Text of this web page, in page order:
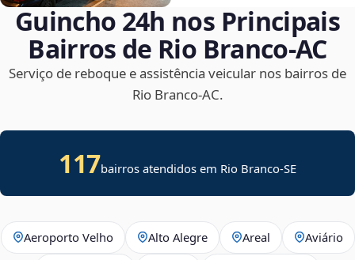
Guincho 24h nos Principais
Bairros de Rio Branco‑AC
Serviço de reboque e assistência veicular nos bairros de
Rio Branco‑AC.
117bairros atendidos em Rio Branco-SE
Aeroporto Velho Alto Alegre Areal Aviário